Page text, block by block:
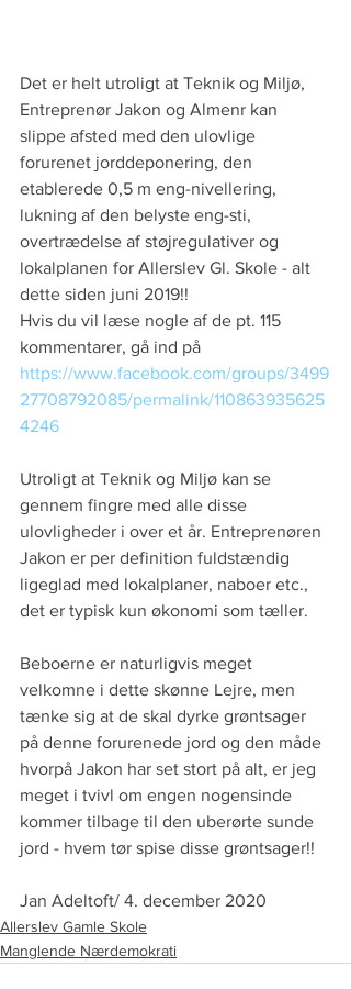
Det er helt utroligt at Teknik og Miljø,
Entreprenør Jakon og Almenr kan
slippe afsted med den ulovlige
forurenet jorddeponering, den
etablerede 0,5 m eng-nivellering,
lukning af den belyste eng-sti,
overtrædelse af støjregulativer og
lokalplanen for Allerslev Gl. Skole - alt
dette siden juni 2019!!
Hvis du vil læse nogle af de pt. 115
kommentarer, gå ind på
https://www.facebook.com/groups/3499
27708792085/permalink/110863935625
4246
Utroligt at Teknik og Miljø kan se
gennem fingre med alle disse
ulovligheder i over et år. Entreprenøren
Jakon er per definition fuldstændig
ligeglad med lokalplaner, naboer etc.,
det er typisk kun økonomi som tæller.
Beboerne er naturligvis meget
velkomne i dette skønne Lejre, men
tænke sig at de skal dyrke grøntsager
på denne forurenede jord og den måde
hvorpå Jakon har set stort på alt, er jeg
meget i tvivl om engen nogensinde
kommer tilbage til den uberørte sunde
jord - hvem tør spise disse grøntsager!!
Jan Adeltoft/ 4. december 2020
Allerslev Gamle Skole
Manglende Nærdemokrati